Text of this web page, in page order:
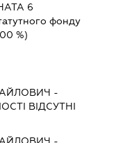
6
фонду
%)
-
ВІДСУТНІ